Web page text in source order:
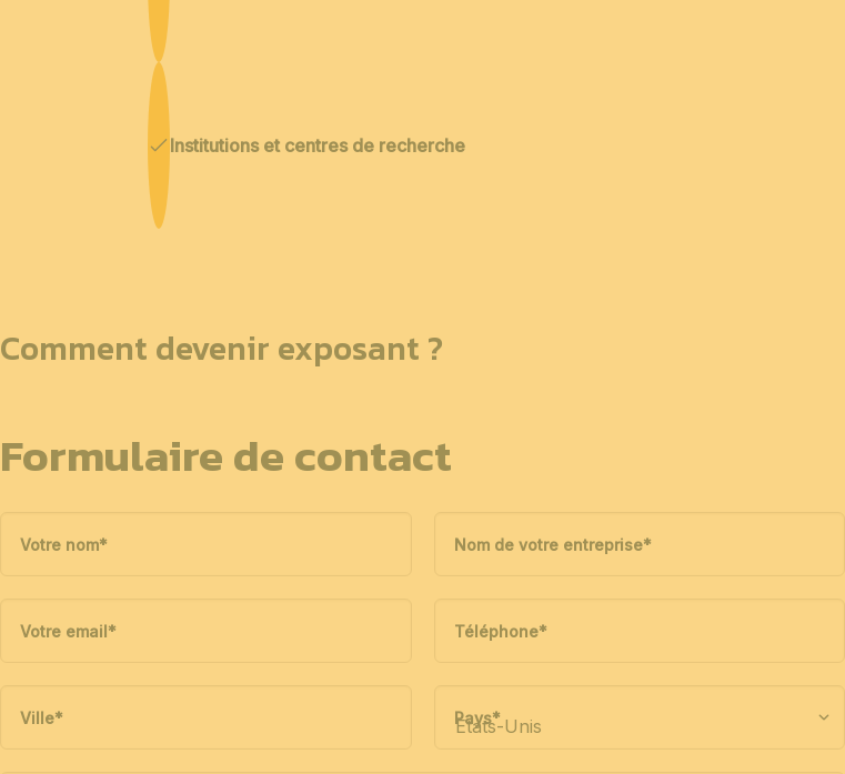
Institutions et centres de recherche
Comment devenir exposant ?
Formulaire de contact
Votre nom* Nom de votre entreprise*
Votre email* Téléphone*
Ville* Pays*